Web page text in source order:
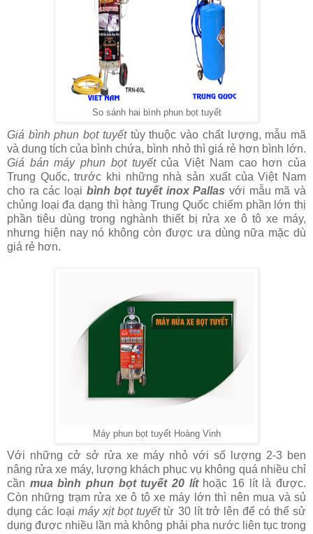
So sánh hai bình phun bọt tuyết
Giá bình phun bọt tuyếttùy thuộc vào chất lượng, mẫu mã
và dung tích của bình chứa, bình nhỏ thì giá rẻ hơn bình lớn.
Giá bán máy phun bọt tuyếtcủa Việt Nam cao hơn của
Trung Quốc, trước khi những nhà sản xuất của Việt Nam
cho ra các loại bình bọt tuyết inox Pallas với mẫu mã và
chủng loại đa dạng thì hàng Trung Quốc chiếm phần lớn thị
phần tiêu dùng trong nghành thiết bị rửa xe ô tô xe máy,
nhưng hiện nay nó không còn được ưa dùng nữa mặc dù
giá rẻ hơn.
Máy phun bọt tuyết Hoàng Vinh
Với những cở sở rửa xe máy nhỏ với số lượng 2-3 ben
nâng rửa xe máy, lượng khách phục vụ không quá nhiều chỉ
cần mua bình phun bọt tuyết 20 líthoặc 16 lít là được.
Còn những trạm rửa xe ô tô xe máy lớn thì nên mua và sủ
dụng các loạimáy xịt bọt tuyếttừ 30 lít trở lên để có thể sử
dụng được nhiều lần mà không phải pha nước liên tục trong